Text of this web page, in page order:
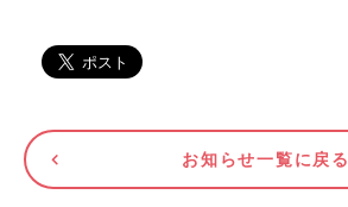
お知らせ一覧に戻る